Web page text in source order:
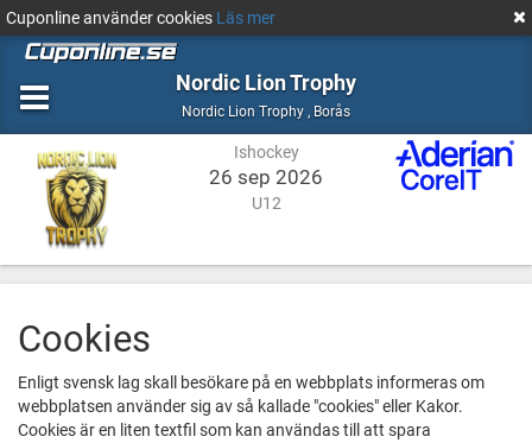
Cuponline använder cookies Läs mer
Nordic Lion Trophy
Nordic Lion Trophy , Ishockey
BoråsBorås
Ishockey
26 sep 2026
U12
Cookies
Enligt svensk lag skall besökare på en webbplats informeras om
webbplatsen använder sig av så kallade "cookies" eller Kakor.
Cookies är en liten textfil som kan användas till att spara